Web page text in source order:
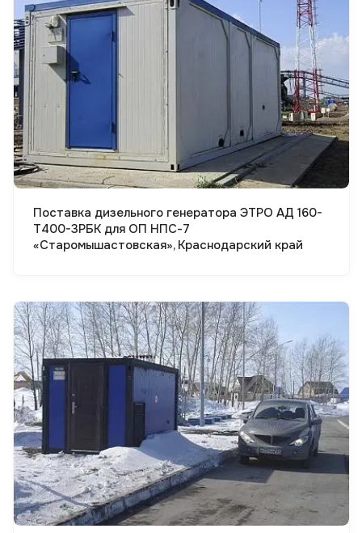
Смотреть проект
Поставка дизельного генератора ЭТРО АД 160-
Т400-3РБК для ОП НПС-7
«Старомышастовская», Краснодарский край
Смотреть проект